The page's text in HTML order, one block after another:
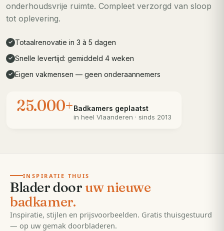
onderhoudsvrije ruimte. Compleet verzorgd van sloop
tot oplevering.
✓ Totaalrenovatie in 3 à 5 dagen
✓ Snelle levertijd: gemiddeld 4 weken
✓ Eigen vakmensen — geen onderaannemers
25.000+Badkamers geplaatst
in heel Vlaanderen · sinds 2013
EDITIE2026· 55 pagina's
INSPIRATIE THUIS
Blader door uw nieuwe
badkamer.
Inspiratie, stijlen en prijsvoorbeelden. Gratis thuisgestuurd
— op uw gemak doorbladeren.